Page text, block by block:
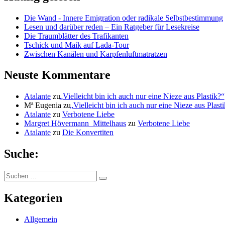
Die Wand - Innere Emigration oder radikale Selbstbestimmung
Lesen und darüber reden – Ein Ratgeber für Lesekreise
Die Traumblätter des Trafikanten
Tschick und Maik auf Lada-Tour
Zwischen Kanälen und Karpfenluftmatratzen
Neuste Kommentare
Atalante zu
„Vielleicht bin ich auch nur eine Nieze aus Plastik?“
Mª Eugenia zu
„Vielleicht bin ich auch nur eine Nieze aus
Atalante zu Verbotene Liebe
Margret Hövermann_Mittelhaus zu Verbotene Liebe
Atalante zu Die Konvertiten
Suche:
Suchen
nach:
Suchen
Kategorien
Allgemein